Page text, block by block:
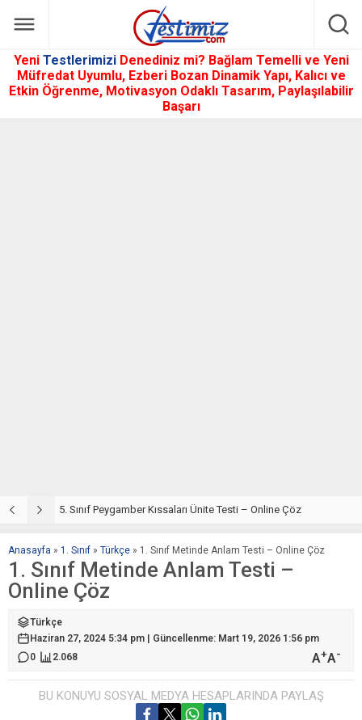
Yeni Testlerimizi Denediniz mi? Bağlam Temelli ve Yeni
Müfredat Uyumlu, Ezberi Bozan Dinamik Yapı, Kalıcı ve
Etkin Öğrenme, Motivasyon Odaklı Tasarım, Paylaşılabilir
Başarı
5. Sınıf Peygamber Kıssaları Ünite Testi – Online Çöz
Anasayfa » 1. Sınıf » Türkçe » 1. Sınıf Metinde Anlam Testi – Online Çöz
1. Sınıf Metinde Anlam Testi –
Online Çöz
Türkçe
Haziran 27, 2024 5:34 pm | Güncellenme: Mart 19, 2026 1:56 pm
0
2.068 A+A-
BU KONUYU SOSYAL MEDYA HESAPLARINDA PAYLAŞ